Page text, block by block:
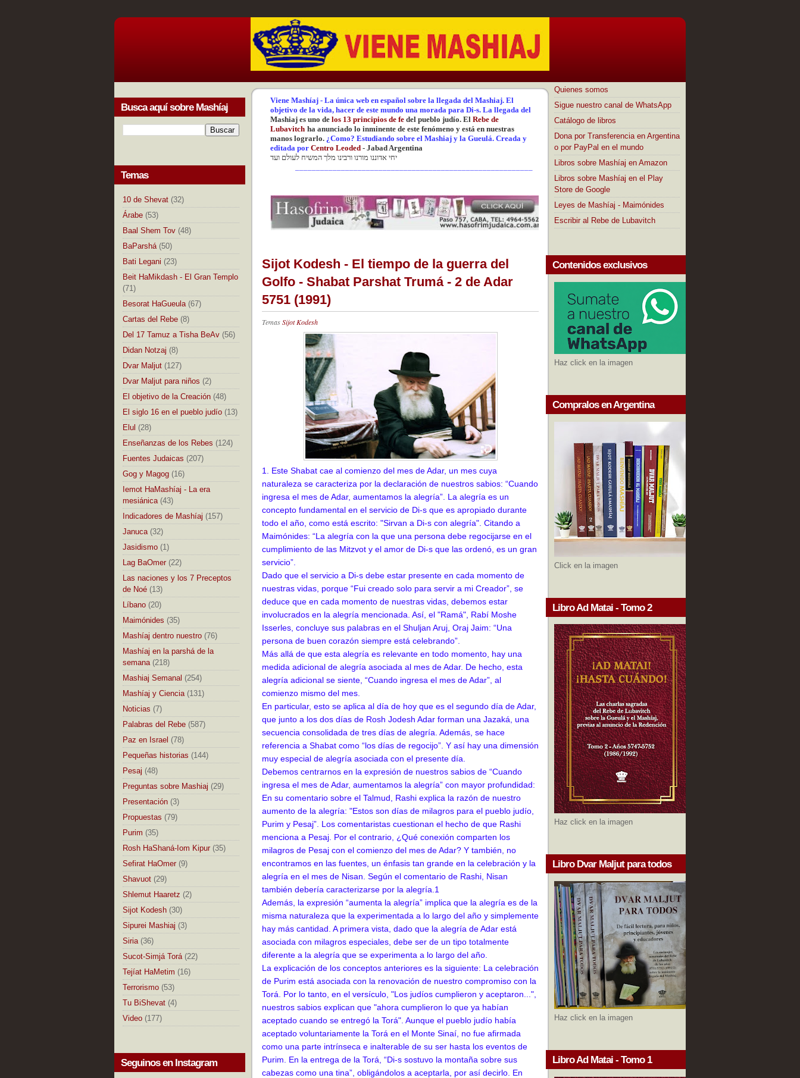
Busca aquí sobre Mashíaj
Temas
10 de Shevat (32)
Árabe (53)
Baal Shem Tov (48)
BaParshá (50)
Bati Legani (23)
Beit HaMikdash - El Gran Templo
(71)
Besorat HaGueula (67)
Cartas del Rebe (8)
Del 17 Tamuz a Tisha BeAv (56)
Didan Notzaj (8)
Dvar Maljut (127)
Dvar Maljut para niños (2)
El objetivo de la Creación (48)
El siglo 16 en el pueblo judío (13)
Elul (28)
Enseñanzas de los Rebes (124)
Fuentes Judaicas (207)
Gog y Magog (16)
Iemot HaMashíaj - La era
mesiánica (43)
Indicadores de Mashíaj (157)
Januca (32)
Jasidismo (1)
Lag BaOmer (22)
Las naciones y los 7 Preceptos
de Noé (13)
Líbano (20)
Maimónides (35)
Mashíaj dentro nuestro (76)
Mashíaj en la parshá de la
semana (218)
Mashiaj Semanal (254)
Mashíaj y Ciencia (131)
Noticias (7)
Palabras del Rebe (587)
Paz en Israel (78)
Pequeñas historias (144)
Pesaj (48)
Preguntas sobre Mashiaj (29)
Presentación (3)
Propuestas (79)
Purim (35)
Rosh HaShaná-Iom Kipur (35)
Sefirat HaOmer (9)
Shavuot (29)
Shlemut Haaretz (2)
Sijot Kodesh (30)
Sipurei Mashiaj (3)
Siria (36)
Sucot-Simjá Torá (22)
Tejíat HaMetim (16)
Terrorismo (53)
Tu BiShevat (4)
Video (177)
Seguinos en Instagram
Viene Mashíaj - La única web en español sobre la llegada del Mashiaj. El
objetivo de la vida, hacer de este mundo una morada para Di-s. La llegada del
Mashiaj es uno de los 13 principios de fe del pueblo judío. El Rebe de
Lubavitch ha anunciado lo inminente de este fenómeno y está en nuestras
manos lograrlo. ¿Como? Estudiando sobre el Mashiaj y la Gueulá. Creada y
editada por Centro Leoded - Jabad Argentina
יחי אדוננו מורנו ורבינו מלך המשיח לעולם ועד
Sijot Kodesh - El tiempo de la guerra del
Golfo - Shabat Parshat Trumá - 2 de Adar
5751 (1991)
TemasSijot Kodesh
1. Este Shabat cae al comienzo del mes de Adar, un mes cuya
naturaleza se caracteriza por la declaración de nuestros sabios: “Cuando
ingresa el mes de Adar, aumentamos la alegría”. La alegría es un
concepto fundamental en el servicio de Di-s que es apropiado durante
todo el año, como está escrito: "Sirvan a Di-s con alegría". Citando a
Maimónides: “La alegría con la que una persona debe regocijarse en el
cumplimiento de las Mitzvot y el amor de Di-s que las ordenó, es un gran
servicio”.
Dado que el servicio a Di-s debe estar presente en cada momento de
nuestras vidas, porque “Fui creado solo para servir a mi Creador”, se
deduce que en cada momento de nuestras vidas, debemos estar
involucrados en la alegría mencionada. Así, el "Ramá", Rabí Moshe
Isserles, concluye sus palabras en el Shuljan Aruj, Oraj Jaim: “Una
persona de buen corazón siempre está celebrando”.
Más allá de que esta alegría es relevante en todo momento, hay una
medida adicional de alegría asociada al mes de Adar. De hecho, esta
alegría adicional se siente, “Cuando ingresa el mes de Adar”, al
comienzo mismo del mes.
En particular, esto se aplica al día de hoy que es el segundo día de Adar,
que junto a los dos días de Rosh Jodesh Adar forman una Jazaká, una
secuencia consolidada de tres días de alegría. Además, se hace
referencia a Shabat como “los días de regocijo”. Y así hay una dimensión
muy especial de alegría asociada con el presente día.
Debemos centrarnos en la expresión de nuestros sabios de “Cuando
ingresa el mes de Adar, aumentamos la alegría” con mayor profundidad:
En su comentario sobre el Talmud, Rashi explica la razón de nuestro
aumento de la alegría: "Estos son días de milagros para el pueblo judío,
Purim y Pesaj”. Los comentaristas cuestionan el hecho de que Rashi
menciona a Pesaj. Por el contrario, ¿Qué conexión comparten los
milagros de Pesaj con el comienzo del mes de Adar? Y también, no
encontramos en las fuentes, un énfasis tan grande en la celebración y la
alegría en el mes de Nisan. Según el comentario de Rashi, Nisan
también debería caracterizarse por la alegría.1
Además, la expresión “aumenta la alegría” implica que la alegría es de la
misma naturaleza que la experimentada a lo largo del año y simplemente
hay más cantidad. A primera vista, dado que la alegría de Adar está
asociada con milagros especiales, debe ser de un tipo totalmente
diferente a la alegría que se experimenta a lo largo del año.
La explicación de los conceptos anteriores es la siguiente: La celebración
de Purim está asociada con la renovación de nuestro compromiso con la
Torá. Por lo tanto, en el versículo, "Los judíos cumplieron y aceptaron...",
nuestros sabios explican que "ahora cumplieron lo que ya habían
aceptado cuando se entregó la Torá". Aunque el pueblo judío había
aceptado voluntariamente la Torá en el Monte Sinaí, no fue afirmada
como una parte intrínseca e inalterable de su ser hasta los eventos de
Purim. En la entrega de la Torá, “Di-s sostuvo la montaña sobre sus
cabezas como una tina”, obligándolos a aceptarla, por así decirlo. En
Quienes somos
Sigue nuestro canal de WhatsApp
Catálogo de libros
Dona por Transferencia en Argentina
o por PayPal en el mundo
Libros sobre Mashíaj en Amazon
Libros sobre Mashíaj en el Play
Store de Google
Leyes de Mashíaj - Maimónides
Escribir al Rebe de Lubavitch
Contenidos exclusivos
Haz click en la imagen
Compralos en Argentina
Click en la imagen
Libro Ad Matai - Tomo 2
Haz click en la imagen
Libro Dvar Maljut para todos
Haz click en la imagen
Libro Ad Matai - Tomo 1